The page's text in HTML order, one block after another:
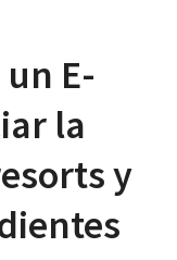
E-
la
y